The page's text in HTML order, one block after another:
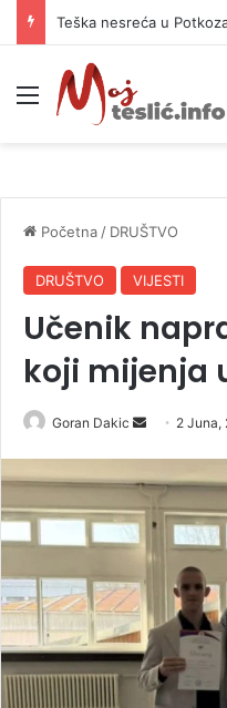
Teška nesreća u
Meni
Početna / DRUŠTVO
DRUŠTVO VIJESTI
Učenik
koji mijenja
Goran Dakic
n
d
a
n
m
a
i
l
2 Juna,